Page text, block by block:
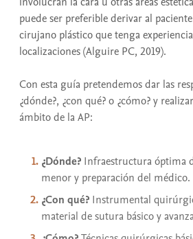
puede ser preferible derivar al
cirujano plástico que tenga
localizaciones (Alguire PC, 2019).
Con esta guía pretendemos dar las
¿dónde?, ¿con qué? o ¿cómo? y
ámbito de la AP:
¿Dónde? Infraestructura óptima
menor y preparación del médico.
¿Con qué? Instrumental
material de sutura básico y